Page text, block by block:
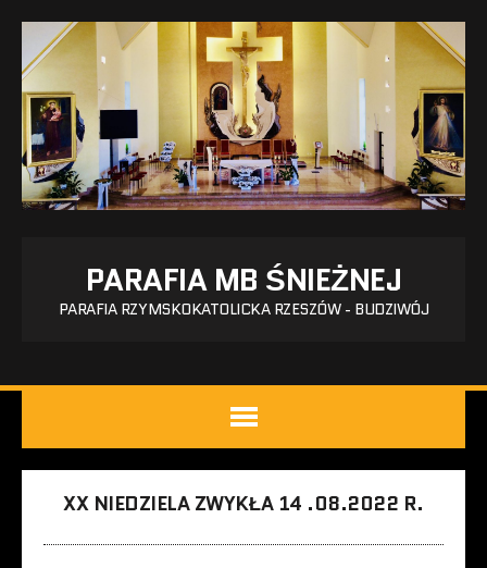
PARAFIA MB ŚNIEŻNEJ
PARAFIA RZYMSKOKATOLICKA RZESZÓW - BUDZIWÓJ
XX NIEDZIELA ZWYKŁA 14 .08.2022 R.